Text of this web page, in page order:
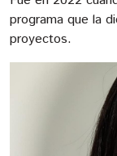
programa que la
proyectos.